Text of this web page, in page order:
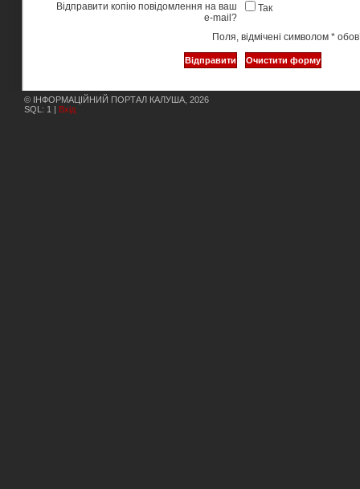
Відправити копію повідомлення на ваш
e-mail?
Так
Поля, відмічені символом *
© ІНФОРМАЦІЙНИЙ ПОРТАЛ КАЛУША, 2026
SQL: 1 | Вхід